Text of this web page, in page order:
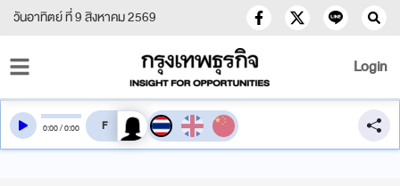
วันอาทิตย์ ที่ 9 สิงหาคม 2569
Login
0:00/0:00 สลับเสียงอ่าน